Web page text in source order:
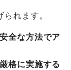
れます。
全な方法でア
格に実施する